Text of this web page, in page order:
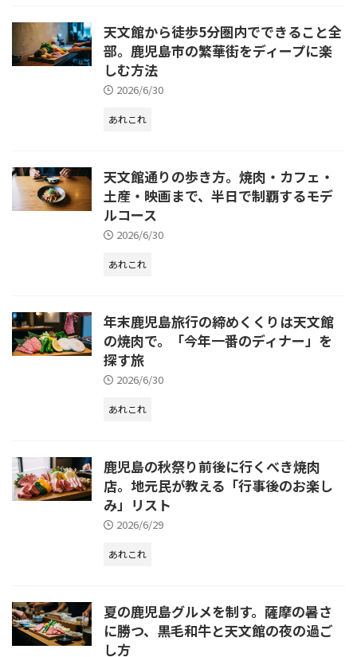
天文館から徒歩5分圏内でできること全
部。鹿児島市の繁華街をディープに楽
しむ方法
2026/6/30
あれこれ
天文館通りの歩き方。焼肉・カフェ・
土産・映画まで、半日で制覇するモデ
ルコース
2026/6/30
あれこれ
年末鹿児島旅行の締めくくりは天文館
の焼肉で。「今年一番のディナー」を
探す旅
2026/6/30
あれこれ
鹿児島の秋祭り前後に行くべき焼肉
店。地元民が教える「行事後のお楽し
み」リスト
2026/6/29
あれこれ
夏の鹿児島グルメを制す。薩摩の暑さ
に勝つ、黒毛和牛と天文館の夜の過ご
し方